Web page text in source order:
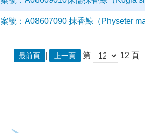
案號：A08607090 抹香鯨（Physeter
最前頁 上一頁 第 12 頁